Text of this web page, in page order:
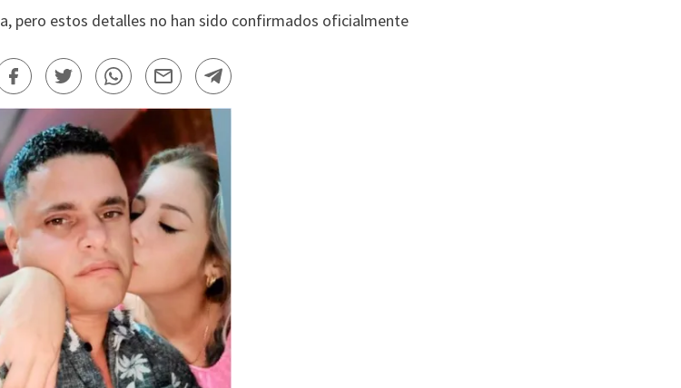
pero estos detalles no han sido confirmados oficialmente